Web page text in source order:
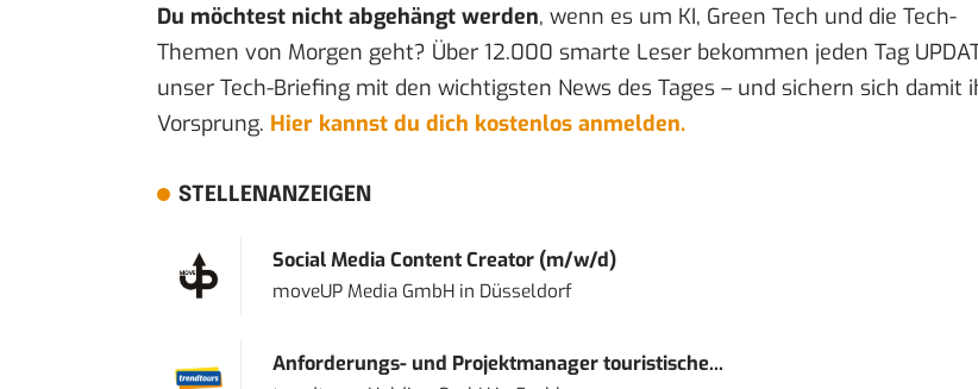
Du möchtest nicht abgehängt werden, wenn es um KI, Green Tech und die Tech-
Themen von Morgen geht? Über 12.000 smarte Leser bekommen jeden Tag
unser Tech-Briefing mit den wichtigsten News des Tages – und sichern sich damit
Vorsprung. Hier kannst du dich kostenlos anmelden.
STELLENANZEIGEN
Social Media Content Creator (m/w/d)
moveUP Media GmbHin Düsseldorf
Anforderungs- und Projektmanager touristische...